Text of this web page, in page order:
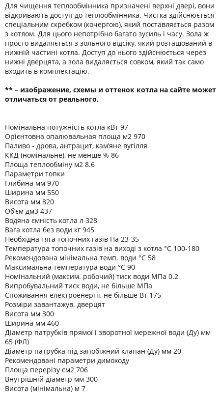
Для чищення теплообмінника призначені верхні двері, вони
відкривають доступ до теплообмінника. Чистка здійснюється
спеціальним скребком (кочергою), який поставляється разом
з котлом. Для цього непотрібно багато зусиль і часу. Зола ж
просто видаляється з зольного відсіку, який розташований в
нижній частині котла. Доступ до нього здійснюється через
нижні дверцята, а зола видаляється совком, який так само
входить в комплектацію.
** – изображение, схемы и оттенок котла на сайте может
отличаться от реального.
Номінальна потужність котла кВт 97
Орієнтовна опалювальная площа м2 970
Паливо - дрова, антрацит, кам’яне вугілля
ККД (номінальне), не менше % 86
Площа теплообміну м2 8.6
Параметри топки
Глибина мм 970
Ширина мм 550
Висота мм 820
Об’єм дм3 437
Водяна ємність котла л 328
Вага котла без води кг 945
Необхідна тяга топочних газів Па 23-35
Температура топочних газів на виході з котла °C 100-180
Рекомендована мінімальна темп. води °C 58
Максимальна температура води °C 90
Номінальний (максим. робочий) тиск води МПа 0.2
Випробувальний тиск води, не більше МПа
Споживання електроенергії, не більше Вт 175
Розміри завантажув. дверцят
Висота мм 300
Ширина мм 460
Діаметр патрубків прямої і зворотної мережної води (Ду) мм
65 (ФЛ)
Діаметр патрубка під запобіжний клапан (Ду) мм 20
Рекомендовані параметри димоходу
Площа перерізу см2 706
Внутрішній діаметр мм 300
Висота (мінімальна) м 7